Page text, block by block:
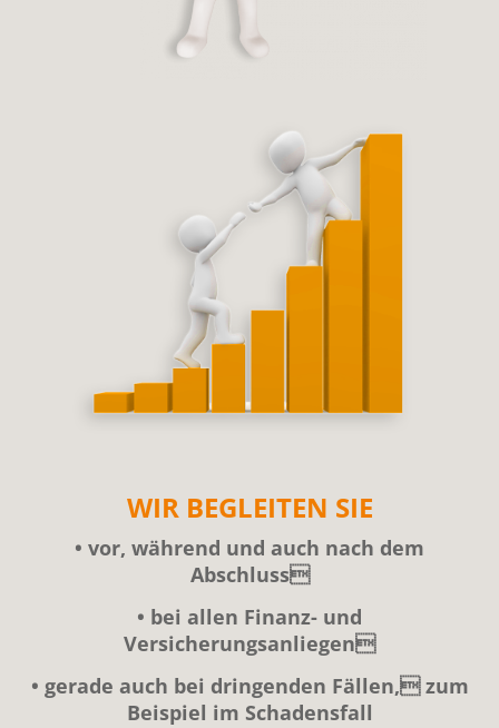
WIR BEGLEITEN SIE
• vor, während und auch nach dem
Abschluss
• bei allen Finanz- und
Versicherungsanliegen
• gerade auch bei dringenden Fällen, zum
Beispiel im Schadensfall